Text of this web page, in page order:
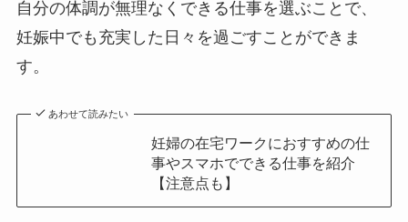
自分の体調が無理なくできる仕事を選ぶことで、
妊娠中でも充実した日々を過ごすことができま
す。
あわせて読みたい
妊婦の在宅ワークにおすすめの仕
事やスマホでできる仕事を紹介
【注意点も】